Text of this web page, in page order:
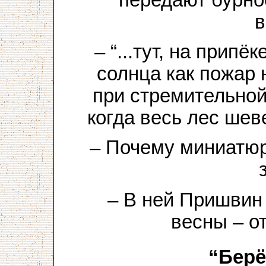
– “...тут, на
солнца как пожар
при
когда весь лес
– Почему
– В ней Пришвин
весны –